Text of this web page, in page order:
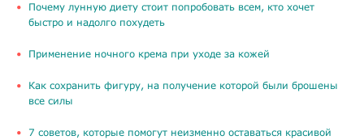
Почему лунную диету стоит попробовать всем, кто хочет
быстро и надолго похудеть
Применение ночного крема при уходе за кожей
Как сохранить фигуру, на получение которой были брошены
все силы
​7 советов, которые помогут неизменно оставаться красивой